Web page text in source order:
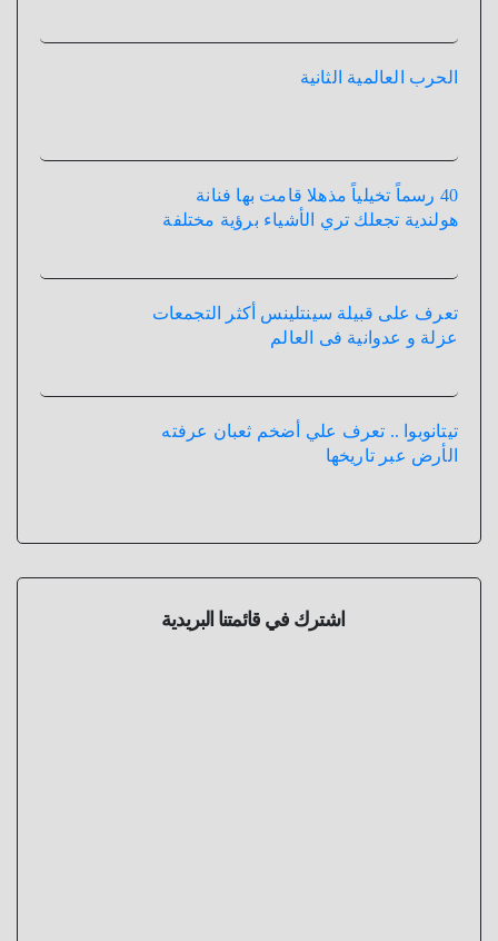
الحرب العالمية الثانية
40 رسماً تخيلياً مذهلا قامت بها فنانة
هولندية تجعلك تري الأشياء برؤية مختلفة
تعرف على قبيلة سينتلينس أكثر التجمعات
عزلة و عدوانية فى العالم
تيتانوبوا .. تعرف علي أضخم ثعبان عرفته
الأرض عبر تاريخها
اشترك في قائمتنا البريدية